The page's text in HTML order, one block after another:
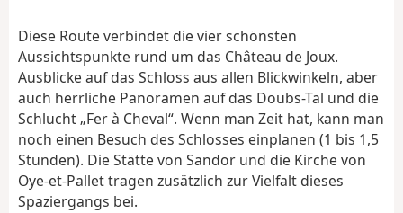
i
o
n
Diese Route verbindet die vier schönsten
Aussichtspunkte rund um das Château de Joux.
Ausblicke auf das Schloss aus allen Blickwinkeln, aber
auch herrliche Panoramen auf das Doubs-Tal und die
Schlucht „Fer à Cheval“. Wenn man Zeit hat, kann man
noch einen Besuch des Schlosses einplanen (1 bis 1,5
Stunden). Die Stätte von Sandor und die Kirche von
Oye-et-Pallet tragen zusätzlich zur Vielfalt dieses
Spaziergangs bei.